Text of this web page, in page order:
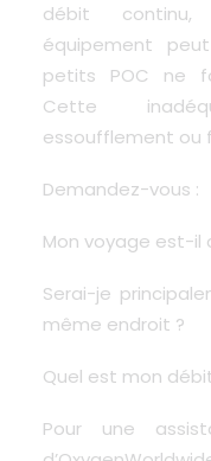
débit continu,
équipement
petits POC ne
Cette
essoufflement ou
Demandez-vous :
Mon voyage est-il
Serai-je
même endroit ?
Quel est mon
Pour une